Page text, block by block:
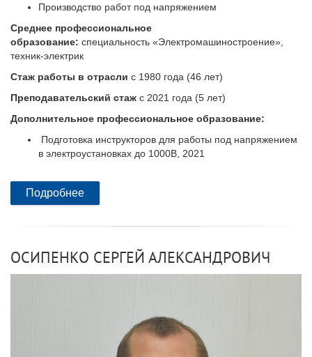
Производство работ под напряжением
Среднее профессиональное
образование: специальность «Электромашиностроение»,
техник-электрик
Стаж работы в отрасли с 1980 года (46 лет)
Преподавательский стаж с 2021 года (5 лет)
Дополнительное профессиональное образование:
Подготовка инструкторов для работы под напряжением
в электроустановках до 1000В, 2021
Подробнее
ОСИПЕНКО СЕРГЕЙ АЛЕКСАНДРОВИЧ